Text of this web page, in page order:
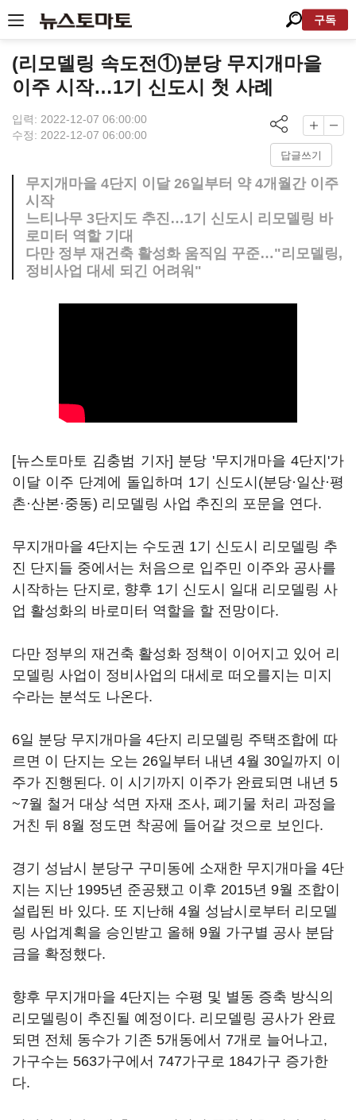
구독
(리모델링 속도전①)분당 무지개마을
이주 시작…1기 신도시 첫 사례
입력: 2022-12-07 06:00:00
수정: 2022-12-07 06:00:00
답글쓰기
무지개마을 4단지 이달 26일부터 약 4개월간 이주
시작
느티나무 3단지도 추진…1기 신도시 리모델링 바
로미터 역할 기대
다만 정부 재건축 활성화 움직임 꾸준…"리모델링,
정비사업 대세 되긴 어려워"
[뉴스토마토 김충범 기자] 분당 '무지개마을 4단지'가
이달 이주 단계에 돌입하며 1기 신도시(분당·일산·평
촌·산본·중동) 리모델링 사업 추진의 포문을 연다.
무지개마을 4단지는 수도권 1기 신도시 리모델링 추
진 단지들 중에서는 처음으로 입주민 이주와 공사를
시작하는 단지로, 향후 1기 신도시 일대 리모델링 사
업 활성화의 바로미터 역할을 할 전망이다.
다만 정부의 재건축 활성화 정책이 이어지고 있어 리
모델링 사업이 정비사업의 대세로 떠오를지는 미지
수라는 분석도 나온다.
6일 분당 무지개마을 4단지 리모델링 주택조합에 따
르면 이 단지는 오는 26일부터 내년 4월 30일까지 이
주가 진행된다. 이 시기까지 이주가 완료되면 내년 5
~7월 철거 대상 석면 자재 조사, 폐기물 처리 과정을
거친 뒤 8월 정도면 착공에 들어갈 것으로 보인다.
경기 성남시 분당구 구미동에 소재한 무지개마을 4단
지는 지난 1995년 준공됐고 이후 2015년 9월 조합이
설립된 바 있다. 또 지난해 4월 성남시로부터 리모델
링 사업계획을 승인받고 올해 9월 가구별 공사 분담
금을 확정했다.
향후 무지개마을 4단지는 수평 및 별동 증축 방식의
리모델링이 추진될 예정이다. 리모델링 공사가 완료
되면 전체 동수가 기존 5개동에서 7개로 늘어나고,
가구수는 563가구에서 747가구로 184가구 증가한
다.